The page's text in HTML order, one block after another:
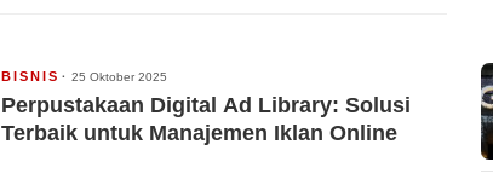
BISNIS 25 Oktober 2025
Perpustakaan Digital Ad Library: Solusi
Terbaik untuk Manajemen Iklan Online